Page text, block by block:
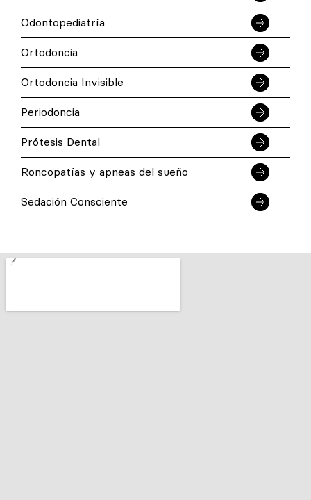
Odontopediatría
Ortodoncia
Ortodoncia Invisible
Periodoncia
Prótesis Dental
Roncopatías y apneas del sueño
Sedación Consciente